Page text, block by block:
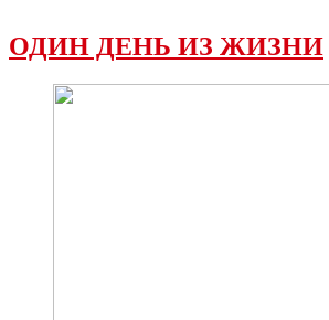
ОДИН ДЕНЬ ИЗ ЖИЗНИ